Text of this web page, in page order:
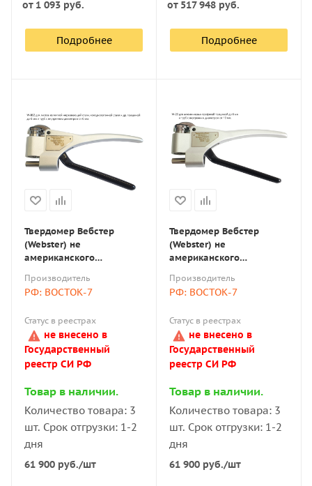
от 1 093 руб.
Подробнее
от 517 948 руб.
Подробнее
Твердомер Вебстер
(Webster) не
американского
листов из мягкой
нержавеющей стали,
др. толщиной до 6 мм
Производитель
РФ: ВОСТОК-7
Статус в реестрах
не внесено в
Государственный
реестр СИ РФ
Товар в наличии.
Количество товара: 3
шт. Срок отгрузки: 1-2
дня
61 900 руб./шт
Твердомер Вебстер
(Webster) не
американского
алюминиевых профилей
толщиной до 6 мм и труб
от 10 мм
Производитель
РФ: ВОСТОК-7
Статус в реестрах
не внесено в
Государственный
реестр СИ РФ
Товар в наличии.
Количество товара: 3
шт. Срок отгрузки: 1-2
дня
61 900 руб./шт